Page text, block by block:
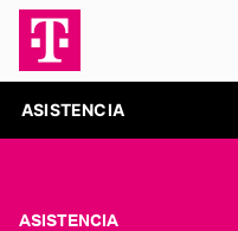
ASISTENCIA
ASISTENCIA